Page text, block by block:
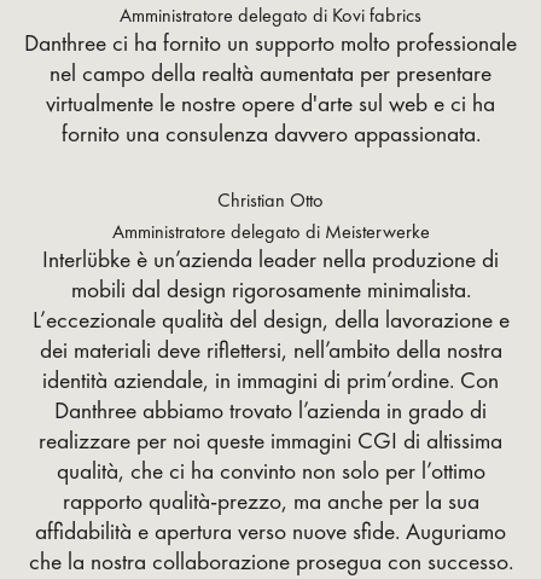
Amministratore delegato di Kovi fabrics
Danthree ci ha fornito un supporto molto professionale
nel campo della realtà aumentata per presentare
virtualmente le nostre opere d'arte sul web e ci ha
fornito una consulenza davvero appassionata.
Christian Otto
Amministratore delegato di Meisterwerke
Interlübke è un’azienda leader nella produzione di
mobili dal design rigorosamente minimalista.
L’eccezionale qualità del design, della lavorazione e
dei materiali deve riflettersi, nell’ambito della nostra
identità aziendale, in immagini di prim’ordine. Con
Danthree abbiamo trovato l’azienda in grado di
realizzare per noi queste immagini CGI di altissima
qualità, che ci ha convinto non solo per l’ottimo
rapporto qualità-prezzo, ma anche per la sua
affidabilità e apertura verso nuove sfide. Auguriamo
che la nostra collaborazione prosegua con successo.